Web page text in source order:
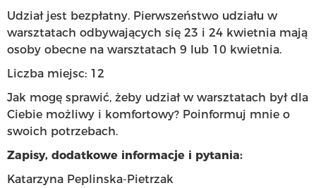
Udział jest bezpłatny. Pierwszeństwo udziału w
warsztatach odbywających się 23 i 24 kwietnia mają
osoby obecne na warsztatach 9 lub 10 kwietnia.
Liczba miejsc: 12
Jak mogę sprawić, żeby udział w warsztatach był dla
Ciebie możliwy i komfortowy? Poinformuj mnie o
swoich potrzebach.
Zapisy, dodatkowe informacje i pytania:
Katarzyna Peplinska-Pietrzak